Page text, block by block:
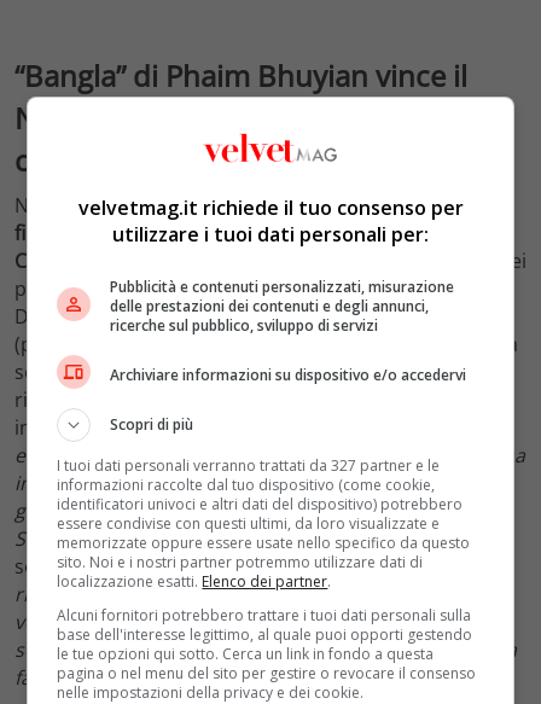
“Bangla” di Phaim Bhuyian vince il
Nastro d’argento come miglior
commedia dell’anno
Non è una sorpresa, invece, ilNastro d’argento come
film dell’anno vinto da “Sulla mia pelle” di Alessio
Cremonini,
con uno straordinario Alessandro Borghi nei
panni di Stefano Cucchi. Dopo quattro David di
Donatello, tre Ciak d’oro e un Globo d’Oro, la pellicola
(partita dalla scorsa Mostra del Cinema di Venezia nella
sezione Orizzonti) incassa anche questo prestigioso
riconoscimento oltre che l’ennesima conferma del suo
indubbio valore civile. “
emozionante, coraggioso che, oltre il valore artistico, ha
impresso una svolta determinante nel ‘caso’ anche
giudiziario della tragica, sconvolgente vicenda di
Stefano Cucchi “, recita la motivazione del premio, che
sottolinea anche l’importanza del “valore di una
ricostruzione oggettiva che, oltre la battaglia per la
verità di Ilaria Cucchi, ha messo in scena con toccante
semplicità anche il racconto del dramma privato di una
famiglia che, nella sua sofferenza, non si è mai arresa
velvetmag.it richiede il tuo consenso per
utilizzare i tuoi dati personali per:
Pubblicità e contenuti personalizzati, misurazione
delle prestazioni dei contenuti e degli annunci,
ricerche sul pubblico, sviluppo di servizi
Archiviare informazioni su dispositivo e/o accedervi
Scopri di più
I tuoi dati personali verranno trattati da 327 partner e le
informazioni raccolte dal tuo dispositivo (come cookie,
identificatori univoci e altri dati del dispositivo) potrebbero
essere condivise con questi ultimi, da loro visualizzate e
memorizzate oppure essere usate nello specifico da questo
sito. Noi e i nostri partner potremmo utilizzare dati di
localizzazione esatti. Elenco dei partner.
Alcuni fornitori potrebbero trattare i tuoi dati personali sulla
base dell'interesse legittimo, al quale puoi opporti gestendo
le tue opzioni qui sotto. Cerca un link in fondo a questa
pagina o nel menu del sito per gestire o revocare il consenso
nelle impostazioni della privacy e dei cookie.